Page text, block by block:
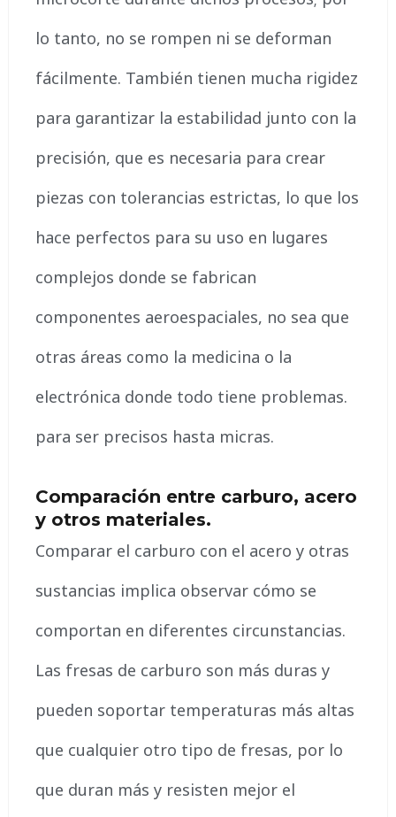
lo tanto, no se rompen ni se deforman
fácilmente. También tienen mucha rigidez
para garantizar la estabilidad junto con la
precisión, que es necesaria para crear
piezas con tolerancias estrictas, lo que los
hace perfectos para su uso en lugares
complejos donde se fabrican
componentes aeroespaciales, no sea que
otras áreas como la medicina o la
electrónica donde todo tiene problemas.
para ser precisos hasta micras.
Comparación entre carburo, acero
y otros materiales.
Comparar el carburo con el acero y otras
sustancias implica observar cómo se
comportan en diferentes circunstancias.
Las fresas de carburo son más duras y
pueden soportar temperaturas más altas
que cualquier otro tipo de fresas, por lo
que duran más y resisten mejor el